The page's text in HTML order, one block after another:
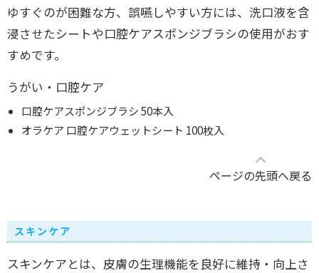
ゆすぐのが困難な方、誤嚥しやすい方には、洗口液を含
浸させたシートや口腔ケアスポンジブラシの使用がおす
すめです。
うがい・口腔ケア
口腔ケアスポンジブラシ 50本入
オラケア 口腔ケアウェットシート 100枚入
ページの先頭へ戻る
スキンケア
スキンケアとは、皮膚の生理機能を良好に維持・向上さ